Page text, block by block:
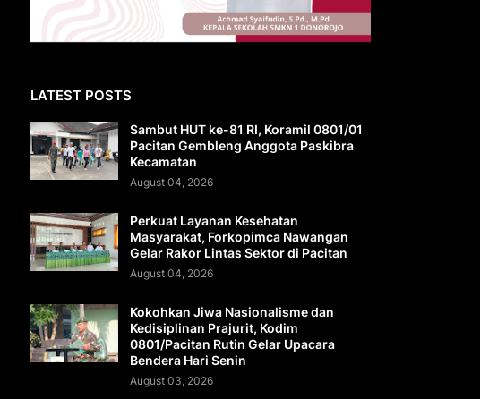
LATEST POSTS
Sambut HUT ke-81 RI, Koramil 0801/01
Pacitan Gembleng Anggota Paskibra
Kecamatan
August 04, 2026
Perkuat Layanan Kesehatan
Masyarakat, Forkopimca Nawangan
Gelar Rakor Lintas Sektor di Pacitan
August 04, 2026
Kokohkan Jiwa Nasionalisme dan
Kedisiplinan Prajurit, Kodim
0801/Pacitan Rutin Gelar Upacara
Bendera Hari Senin
August 03, 2026